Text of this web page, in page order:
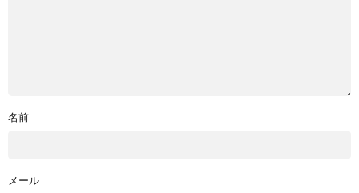
名前
メール